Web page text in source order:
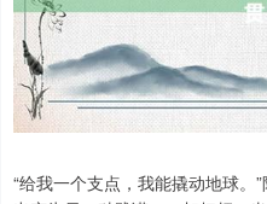
“给我一个支点，我能撬动地球。